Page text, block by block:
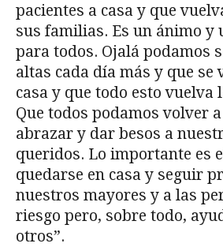
pacientes a casa y que
sus familias. Es un ánimo y
para todos. Ojalá podamos
altas cada día más y que se
casa y que todo esto vuelva
Que todos podamos volver
abrazar y dar besos a
queridos. Lo importante es
quedarse en casa y seguir
nuestros mayores y a las
riesgo pero, sobre todo,
otros”.